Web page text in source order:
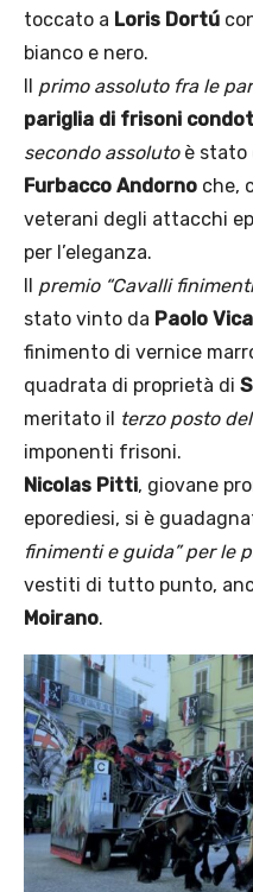
toccato a Loris Dortú
bianco e nero.
primo assoluto fra le
pariglia di frisoni
secondo assoluto è stato
Furbacco Andorno che,
veterani degli attacchi
per l’eleganza.
premio “Cavalli
stato vinto da Paolo
finimento di vernice
quadrata di proprietà di
meritato il terzo posto
imponenti frisoni.
Nicolas Pitti, giovane
eporediesi, si è
finimenti e guida” per le
vestiti di tutto punto,
Moirano.